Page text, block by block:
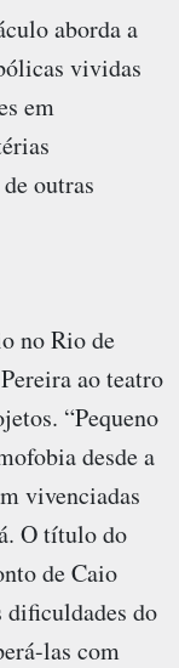
aborda a
vividas
em
outras
no Rio de
ao teatro
“Pequeno
desde a
vivenciadas
O título do
de Caio
dificuldades do
las com